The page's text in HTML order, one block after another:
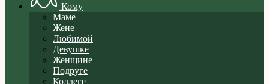
Кому
Маме
Жене
Любимой
Девушке
Женщине
Подруге
Коллеге